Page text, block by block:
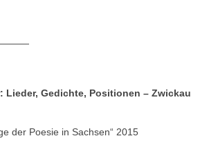
Lieder, Gedichte, Positionen – Zwickau
der Poesie in Sachsen“ 2015